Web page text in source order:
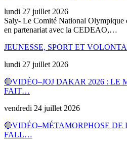
lundi 27 juillet 2026
Saly- Le Comité National Olympique
en partenariat avec la CEDEAO,…
JEUNESSE, SPORT ET
lundi 27 juillet 2026
🔴VIDÉO–JOJ DAKAR 2026 : LE
FAIT…
vendredi 24 juillet 2026
🔴VIDÉO–MÉTAMORPHOSE DE
FALL…